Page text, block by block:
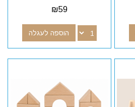
₪59
הוספה לעגלה